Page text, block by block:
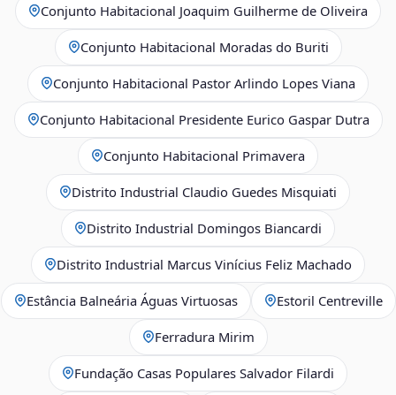
Conjunto Habitacional Joaquim Guilherme de Oliveira
Conjunto Habitacional Moradas do Buriti
Conjunto Habitacional Pastor Arlindo Lopes Viana
Conjunto Habitacional Presidente Eurico Gaspar Dutra
Conjunto Habitacional Primavera
Distrito Industrial Claudio Guedes Misquiati
Distrito Industrial Domingos Biancardi
Distrito Industrial Marcus Vinícius Feliz Machado
Estância Balneária Águas Virtuosas Estoril Centreville
Ferradura Mirim
Fundação Casas Populares Salvador Filardi